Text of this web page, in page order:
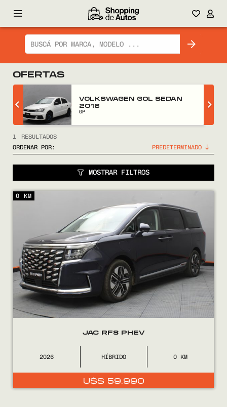
COMPRÁ
VENDÉ
FINANCIÁ
NOSOTROS
08002525
OFERTAS
VOLKSWAGEN GOL SEDAN
2018
GP
1
RESULTADOS
ORDENAR POR:
MOSTRAR FILTROS
JAC RF8 PHEV
2026 HÍBRIDO 0
U$S 59.990
0 KM